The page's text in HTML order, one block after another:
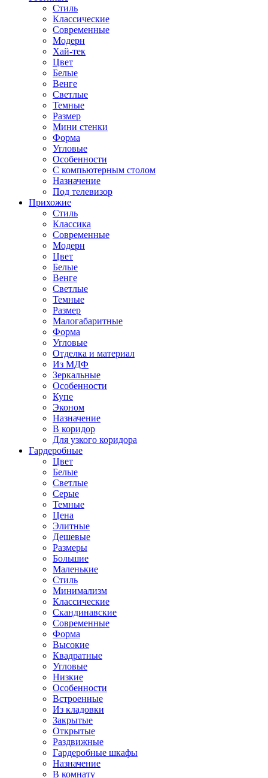
Стиль
Классические
Современные
Модерн
Хай-тек
Цвет
Белые
Венге
Светлые
Темные
Размер
Мини стенки
Форма
Угловые
Особенности
С компьютерным столом
Назначение
Под телевизор
Прихожие
Стиль
Классика
Современные
Модерн
Цвет
Белые
Венге
Светлые
Темные
Размер
Малогабаритные
Форма
Угловые
Отделка и материал
Из МДФ
Зеркальные
Особенности
Купе
Эконом
Назначение
В коридор
Для узкого коридора
Гардеробные
Цвет
Белые
Светлые
Серые
Темные
Цена
Элитные
Дешевые
Размеры
Большие
Маленькие
Стиль
Минимализм
Классические
Скандинавские
Современные
Форма
Высокие
Квадратные
Угловые
Низкие
Особенности
Встроенные
Из кладовки
Закрытые
Открытые
Раздвижные
Гардеробные шкафы
Назначение
В комнату